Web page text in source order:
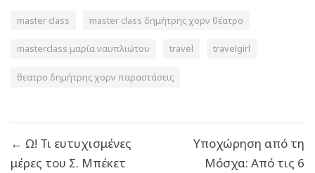
master class master class δημήτρης χορν θέατρο
masterclass μαρία ναυπλιώτου travel travelgirl
θεατρο δημήτρης χορν παραστάσεις
άρθρων
← Ω! Τι ευτυχισμένες
μέρες του Σ. Μπέκετ
Υποχώρηση από τη
Μόσχα: Από τις 6